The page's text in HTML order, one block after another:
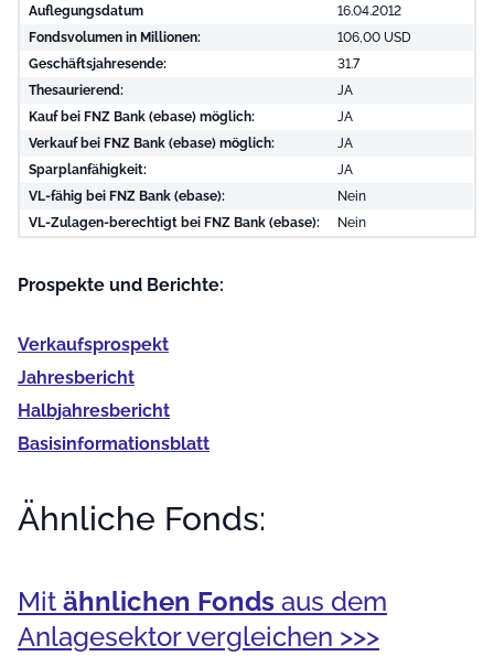
Auflegungsdatum
16.04.2012
Fondsvolumen in Millionen:
106,00 USD
Geschäftsjahresende:
31.7
Thesaurierend:
JA
Kauf bei FNZ Bank (ebase) möglich:
JA
Verkauf bei FNZ Bank (ebase) möglich:
JA
Sparplanfähigkeit:
JA
VL-fähig bei FNZ Bank (ebase):
Nein
VL-Zulagen-berechtigt bei FNZ Bank (ebase):
Nein
Prospekte und Berichte:
Verkaufs­prospekt
Jahres­bericht
Halb­jahres­bericht
Basis­informationsblatt
Ähnliche Fonds:
Mit ähnlichen Fonds aus dem
Anlagesektor vergleichen >>>